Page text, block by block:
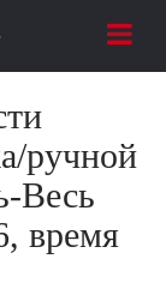
ручной
Весь
время